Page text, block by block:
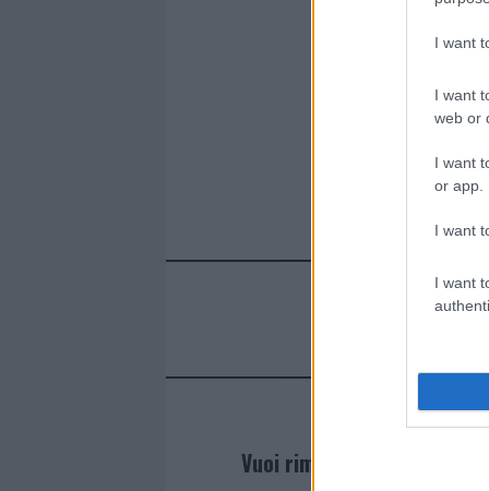
I want
I want
web or
I want
or app.
I want
I want
Vuoi rimanere sempre